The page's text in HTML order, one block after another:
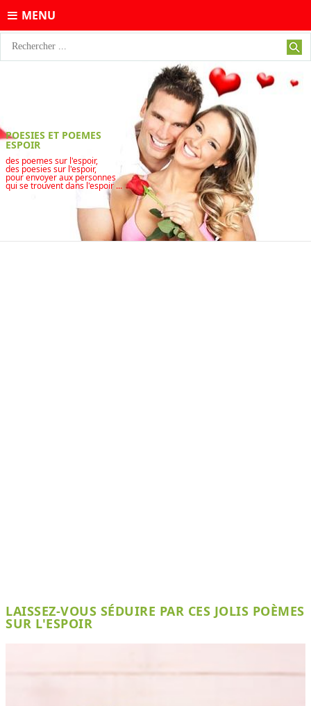
MENU
POESIES ET POEMES
ESPOIR
des poemes sur l'espoir,
des poesies sur l'espoir,
pour envoyer aux personnes
qui se trouvent dans l'espoir ...
LAISSEZ-VOUS SÉDUIRE PAR CES JOLIS POÈMES
SUR L'ESPOIR